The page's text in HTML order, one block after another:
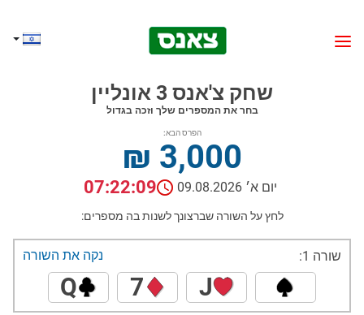
שחק צ'אנס 3 אונליין
בחר את המספרים שלך וזכה בגדול
הפרס הבא:
₪ 3,000
יום א׳ 09.08.2026 07:22:09
לחץ על השורה שברצונך לשנות בה מספרים:
שורה 1:
J
7
Q
נקה את השורה